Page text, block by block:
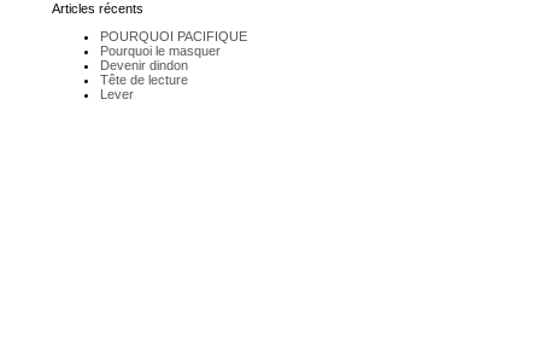
Articles récents
POURQUOI PACIFIQUE
Pourquoi le masquer
Devenir dindon
Tête de lecture
Lever